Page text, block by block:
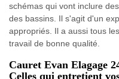
schémas qui vont inclure
des bassins. Il s'agit d'un
appropriés. Il a aussi tous
travail de bonne qualité.
Cauret Evan Elagage
Celles qui entretient